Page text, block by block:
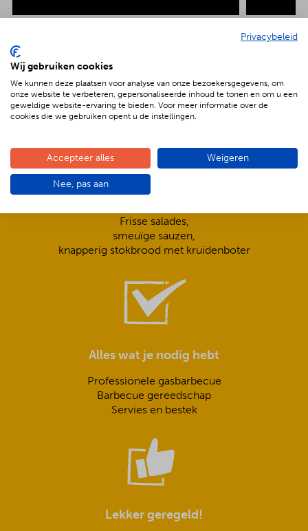
De voordelen van BBQenzo.nl
Compleet is ook écht compleet!
Frisse salades,
smeuïge sauzen,
knapperig stokbrood met kruidenboter
Alles wat je nodig hebt
Professionele gasbarbecue
Barbecue gereedschap
Servies en bestek
Lekker geregeld!
Privacybeleid
Wij gebruiken cookies
We kunnen deze plaatsen voor analyse van onze bezoekersgegevens, om
onze website te verbeteren, gepersonaliseerde inhoud te tonen en om u een
geweldige website-ervaring te bieden. Voor meer informatie over de
cookies die we gebruiken opent u de instellingen.
Accepteer alles Weigeren
Nee, pas aan